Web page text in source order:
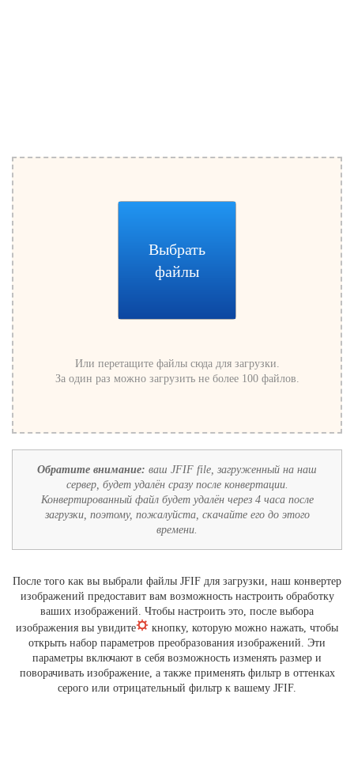
Выбрать
файлы
Или перетащите файлы сюда для загрузки.
За один раз можно загрузить не более 100 файлов.
Обратите внимание: ваш JFIF file, загруженный на наш
сервер, будет удалён сразу после конвертации.
Конвертированный файл будет удалён через 4 часа после
загрузки, поэтому, пожалуйста, скачайте его до этого
времени.
После того как вы выбрали файлы JFIF для загрузки, наш конвертер
изображений предоставит вам возможность настроить обработку
ваших изображений. Чтобы настроить это, после выбора
изображения вы увидите
кнопку, которую можно нажать, чтобы
открыть набор параметров преобразования изображений. Эти
параметры включают в себя возможность изменять размер и
поворачивать изображение, а также применять фильтр в оттенках
серого или отрицательный фильтр к вашему JFIF.